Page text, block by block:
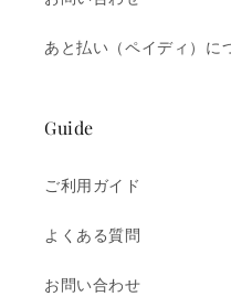
あと払い（ペイディ）に
Guide
ご利用ガイド
よくある質問
お問い合わせ